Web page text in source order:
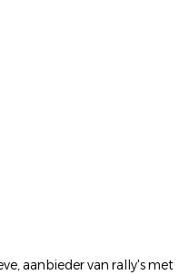
aanbieder van rally's met